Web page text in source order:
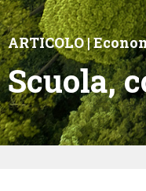
ARTICOLO |
Scuola,